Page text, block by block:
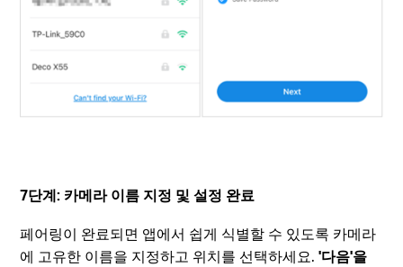
7단계: 카메라 이름 지정 및 설정 완료
페어링이 완료되면 앱에서 쉽게 식별할 수 있도록 카메라
에 고유한 이름을 지정하고 위치를 선택하세요.'다음'을